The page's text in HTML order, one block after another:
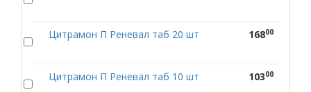
Цитрамон П Реневал таб 20 шт 16800
Цитрамон П Реневал таб 10 шт 10300